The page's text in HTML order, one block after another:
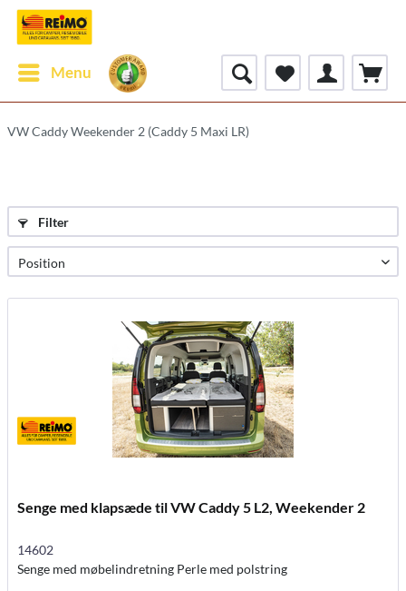
Menu
VW Caddy Weekender 2 (Caddy 5 Maxi LR)
Filter
Senge med klapsæde til VW Caddy 5 L2, Weekender 2
14602
Senge med møbelindretning Perle med polstring